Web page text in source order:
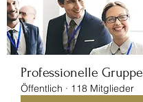
Professionelle Gruppe
Öffentlich · 118 Mitglieder